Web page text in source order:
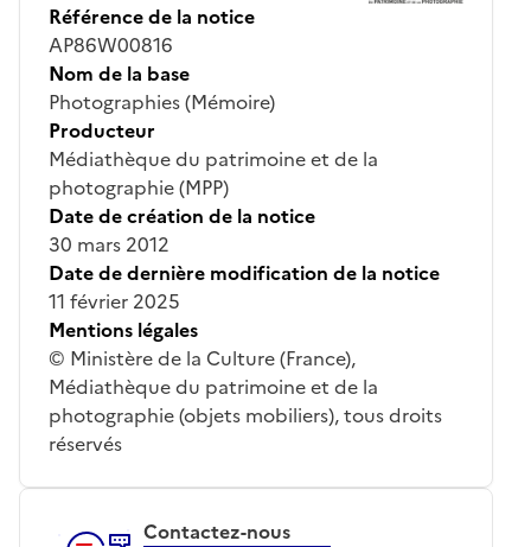
Référence de la notice
AP86W00816
Nom de la base
Photographies (Mémoire)
Producteur
Médiathèque du patrimoine et de la
photographie (MPP)
Date de création de la notice
30 mars 2012
Date de dernière modification de la notice
11 février 2025
Mentions légales
© Ministère de la Culture (France),
Médiathèque du patrimoine et de la
photographie (objets mobiliers), tous droits
réservés
Contactez-nous